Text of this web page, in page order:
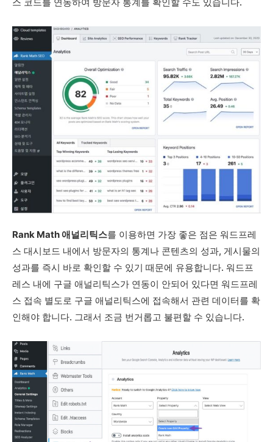
Rank Math 애널리틱스를 이용하면 가장 좋은 점은 워드프레
스 대시보드 내에서 방문자의 통계나 콘텐츠의 성과, 게시물의
성과를 즉시 바로 확인할 수 있기 때문에 유용합니다. 워드프
레스 내에 구글 애널리틱스가 연동이 안되어 있다면 워드프레
스 접속 별도로 구글 애널리틱스에 접속해서 관련 데이터를 확
인해야 합니다. 그래서 조금 번거롭고 불편할 수 있습니다.